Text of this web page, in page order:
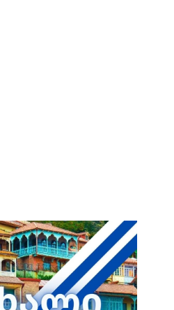
დაწყებული მოკვლევის
შესახებ, სამხედრო
ჰოსპიტალში კომენტარი
არც ამჯერად გააკეთეს